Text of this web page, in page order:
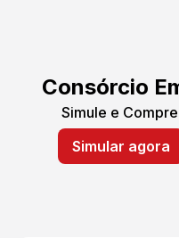
Consórcio
Simule e
Simular agora